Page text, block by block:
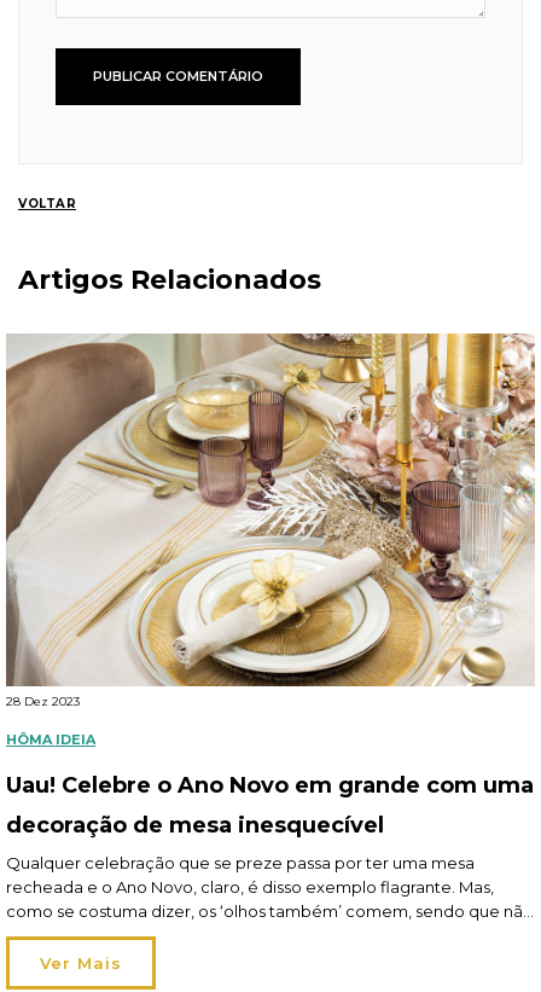
VOLTAR
Artigos Relacionados
28 Dez 2023
HÔMA IDEIA
Uau! Celebre o Ano Novo em grande com uma
decoração de mesa inesquecível
Qualquer celebração que se preze passa por ter uma mesa
recheada e o Ano Novo, claro, é disso exemplo flagrante. Mas,
como se costuma dizer, os ‘olhos também’ comem, sendo que não
só o aspeto da refeição conta como também pesa a forma como a
mesma é apresentada. A decoração de mesa tem, pois, um […]
Ver Mais